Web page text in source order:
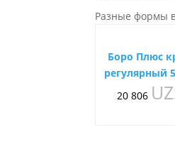
Разные формы
Боро Плюс
регулярный
20 806